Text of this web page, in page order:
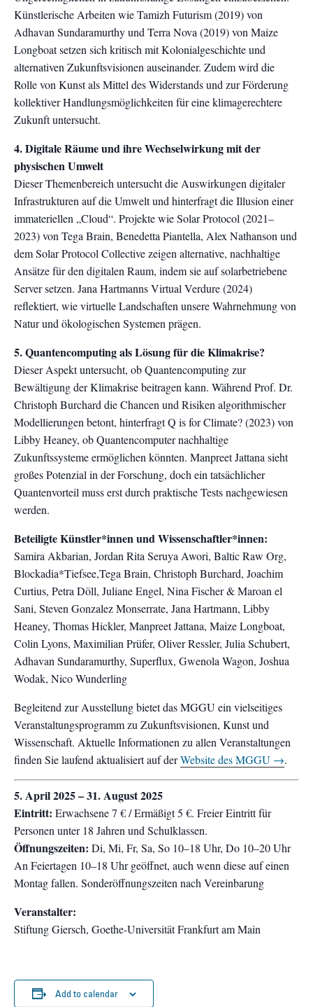
Künstlerische Arbeiten wie Tamizh Futurism (2019) von
Adhavan Sundaramurthy und Terra Nova (2019) von Maize
Longboat setzen sich kritisch mit Kolonialgeschichte und
alternativen Zukunftsvisionen auseinander. Zudem wird die
Rolle von Kunst als Mittel des Widerstands und zur Förderung
kollektiver Handlungsmöglichkeiten für eine klimagerechtere
Zukunft untersucht.
4. Digitale Räume und ihre Wechselwirkung mit der
physischen Umwelt
Dieser Themenbereich untersucht die Auswirkungen digitaler
Infrastrukturen auf die Umwelt und hinterfragt die Illusion einer
immateriellen „Cloud“. Projekte wie Solar Protocol (2021–
2023) von Tega Brain, Benedetta Piantella, Alex Nathanson und
dem Solar Protocol Collective zeigen alternative, nachhaltige
Ansätze für den digitalen Raum, indem sie auf solarbetriebene
Server setzen. Jana Hartmanns Virtual Verdure (2024)
reflektiert, wie virtuelle Landschaften unsere Wahrnehmung von
Natur und ökologischen Systemen prägen.
5. Quantencomputing als Lösung für die Klimakrise?
Dieser Aspekt untersucht, ob Quantencomputing zur
Bewältigung der Klimakrise beitragen kann. Während Prof. Dr.
Christoph Burchard die Chancen und Risiken algorithmischer
Modellierungen betont, hinterfragt Q is for Climate? (2023) von
Libby Heaney, ob Quantencomputer nachhaltige
Zukunftssysteme ermöglichen könnten. Manpreet Jattana sieht
großes Potenzial in der Forschung, doch ein tatsächlicher
Quantenvorteil muss erst durch praktische Tests nachgewiesen
werden.
Beteiligte Künstler*innen und Wissenschaftler*innen:
Samira Akbarian, Jordan Rita Seruya Awori, Baltic Raw Org,
Blockadia*Tiefsee,Tega Brain, Christoph Burchard, Joachim
Curtius, Petra Döll, Juliane Engel, Nina Fischer & Maroan el
Sani, Steven Gonzalez Monserrate, Jana Hartmann, Libby
Heaney, Thomas Hickler, Manpreet Jattana, Maize Longboat,
Colin Lyons, Maximilian Prüfer, Oliver Ressler, Julia Schubert,
Adhavan Sundaramurthy, Superflux, Gwenola Wagon, Joshua
Wodak, Nico Wunderling
Begleitend zur Ausstellung bietet das MGGU ein vielseitiges
Veranstaltungsprogramm zu Zukunftsvisionen, Kunst und
Wissenschaft. Aktuelle Informationen zu allen Veranstaltungen
finden Sie laufend aktualisiert auf derWebsite des MGGU →.
5. April 2025 – 31. August 2025
Eintritt: Erwachsene 7 € / Ermäßigt 5 €. Freier Eintritt für
Personen unter 18 Jahren und Schulklassen.
Öffnungszeiten: Di, Mi, Fr, Sa, So 10–18 Uhr, Do 10–20 Uhr
An Feiertagen 10–18 Uhr geöffnet, auch wenn diese auf einen
Montag fallen. Sonderöffnungszeiten nach Vereinbarung
Veranstalter:
Stiftung Giersch, Goethe-Universität Frankfurt am Main
Add to calendar